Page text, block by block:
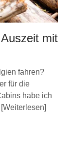
mit
fahren?
für die
habe ich
Weiterlesen